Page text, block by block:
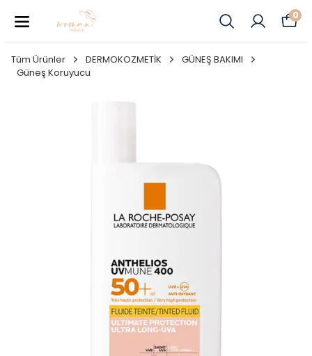
0
Tüm Ürünler DERMOKOZMETİK
GÜNEŞ BAKIMI
Güneş Koruyucu